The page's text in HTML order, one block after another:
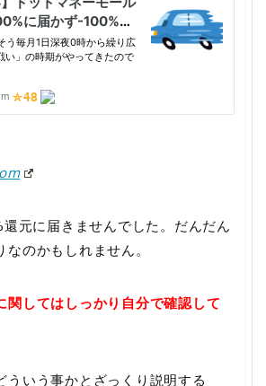
元に届きませんでした。だんだん
のかもしれません。
関してはしっかり自分で確認して
ういう事かとざっくり説明する